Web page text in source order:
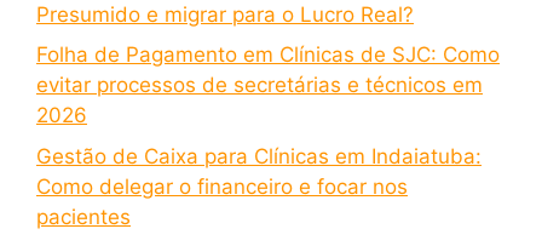
Presumido e migrar para o Lucro Real?
Folha de Pagamento em Clínicas de SJC: Como
evitar processos de secretárias e técnicos em
2026
Gestão de Caixa para Clínicas em Indaiatuba:
Como delegar o financeiro e focar nos
pacientes